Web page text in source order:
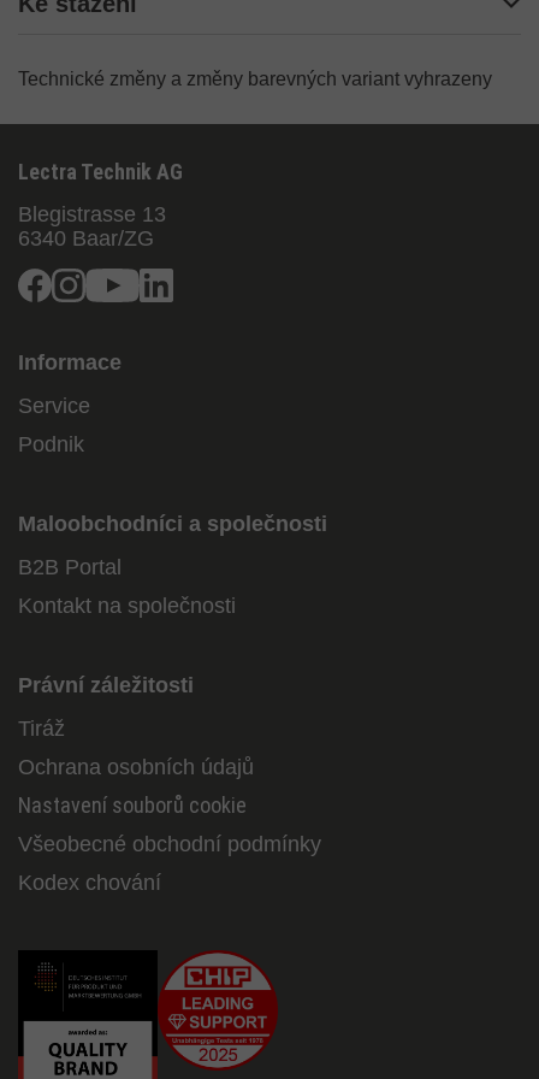
Technické změny a změny barevných variant vyhrazeny
Lectra Technik AG
Blegistrasse 13
6340 Baar/ZG
Facebook
InstagramYoutube
Informace
Service
Podnik
Maloobchodníci a společnosti
B2B Portal
Kontakt na společnosti
Právní záležitosti
Tiráž
Ochrana osobních údajů
Nastavení souborů cookie
Všeobecné obchodní podmínky
Kodex chování